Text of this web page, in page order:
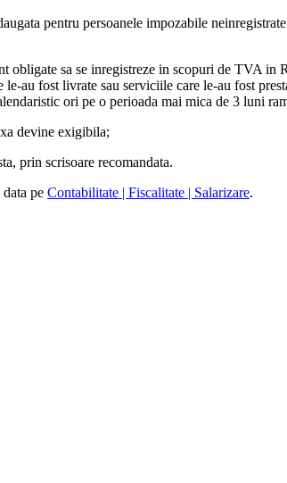
pentru persoanele impozabile
obligate sa se inregistreze in scopuri de TVA
au fost livrate sau serviciile care le-au fost
ori pe o perioada mai mica de 3 luni
devine exigibila;
prin scrisoare recomandata.
pe Contabilitate | Fiscalitate | Salarizare.